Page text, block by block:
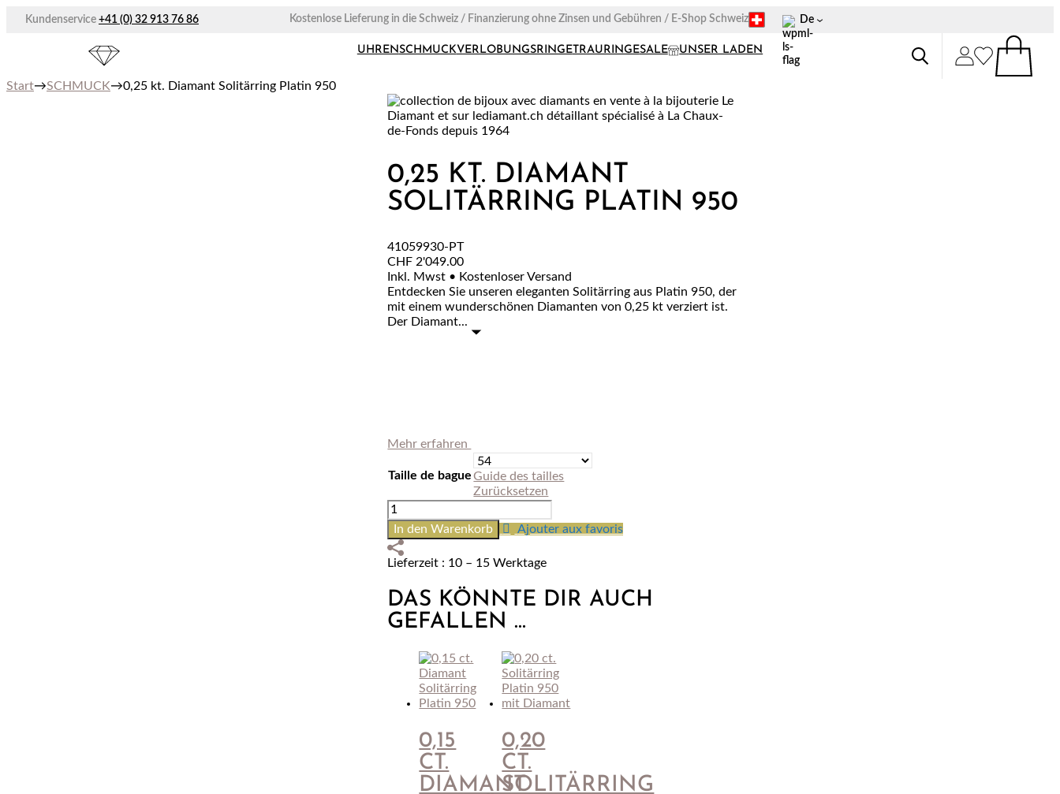
Zum
Kundenservice +41 (0) 32 913 76 86 Kostenlose Lieferung in die Schweiz / Finanzierung ohne Zinsen und Gebühren / E-Shop Schweiz De
UHRENSCHMUCKVERLOBUNGSRINGETRAURINGESALE UNSER LADEN
Start→SCHMUCK→0,25 kt. Diamant Solitärring Platin 950
0,25 KT. DIAMANT
SOLITÄRRING PLATIN 950
41059930-PT
CHF 2'049.00
Inkl. Mwst • Kostenloser Versand
Entdecken Sie unseren eleganten Solitärring aus Platin 950, der
mit einem wunderschönen Diamanten von 0,25 kt verziert ist.
Der Diamant...
Mehr erfahren
Taille de bague Guide des tailles
Zurücksetzen
0,25
kt.
Diamant
Solitärring
Platin
Menge
In den Warenkorb Ajouter aux favoris
Lieferzeit : 10 – 15 Werktage
DAS KÖNNTE DIR AUCH
GEFALLEN …
0,15
CT.
DIAMANT
0,20
CT.
SOLITÄRRING